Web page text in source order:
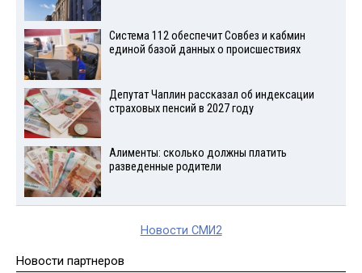
Система 112 обеспечит Совбез и кабмин
единой базой данных о происшествиях
Депутат Чаплин рассказал об индексации
страховых пенсий в 2027 году
Алименты: сколько должны платить
разведенные родители
Новости СМИ2
Новости партнеров